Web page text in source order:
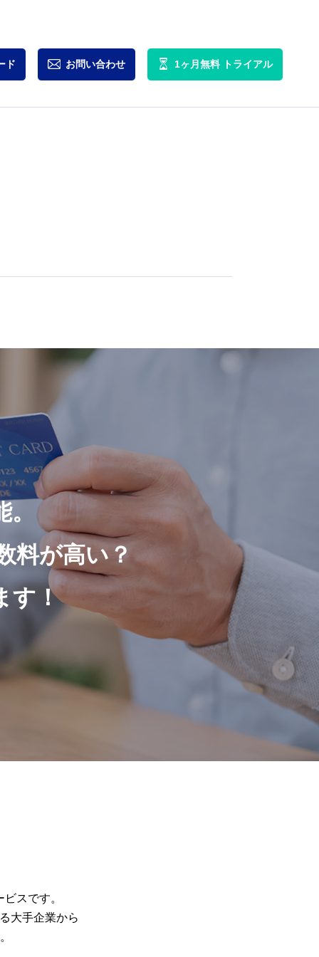
ド お問い合わせ 1ヶ月無料トライアル
料が高い？
す！
スです。
大手企業から